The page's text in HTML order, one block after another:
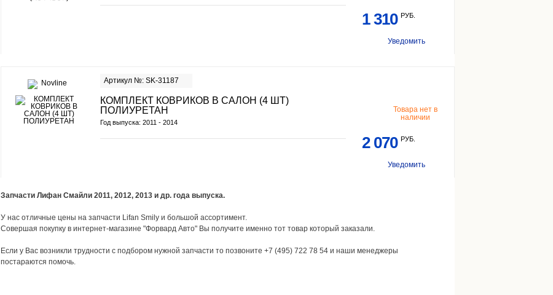
1 310 РУБ.
Уведомить
Артикул №: SK-31187
КОМПЛЕКТ КОВРИКОВ В САЛОН (4 ШТ)
ПОЛИУРЕТАН
Год выпуска: 2011 - 2014
Товара нет в
наличии
2 070 РУБ.
Уведомить
Запчасти Лифан Смайли 2011, 2012, 2013 и др. года выпуска.
У нас отличные цены на запчасти Lifan Smily и большой ассортимент.
Совершая покупку в интернет-магазине "Форвард Авто" Вы получите именно тот товар который заказали.
Если у Вас возникли трудности с подбором нужной запчасти то позвоните +7 (495) 722 78 54 и наши менеджеры
постараются помочь.